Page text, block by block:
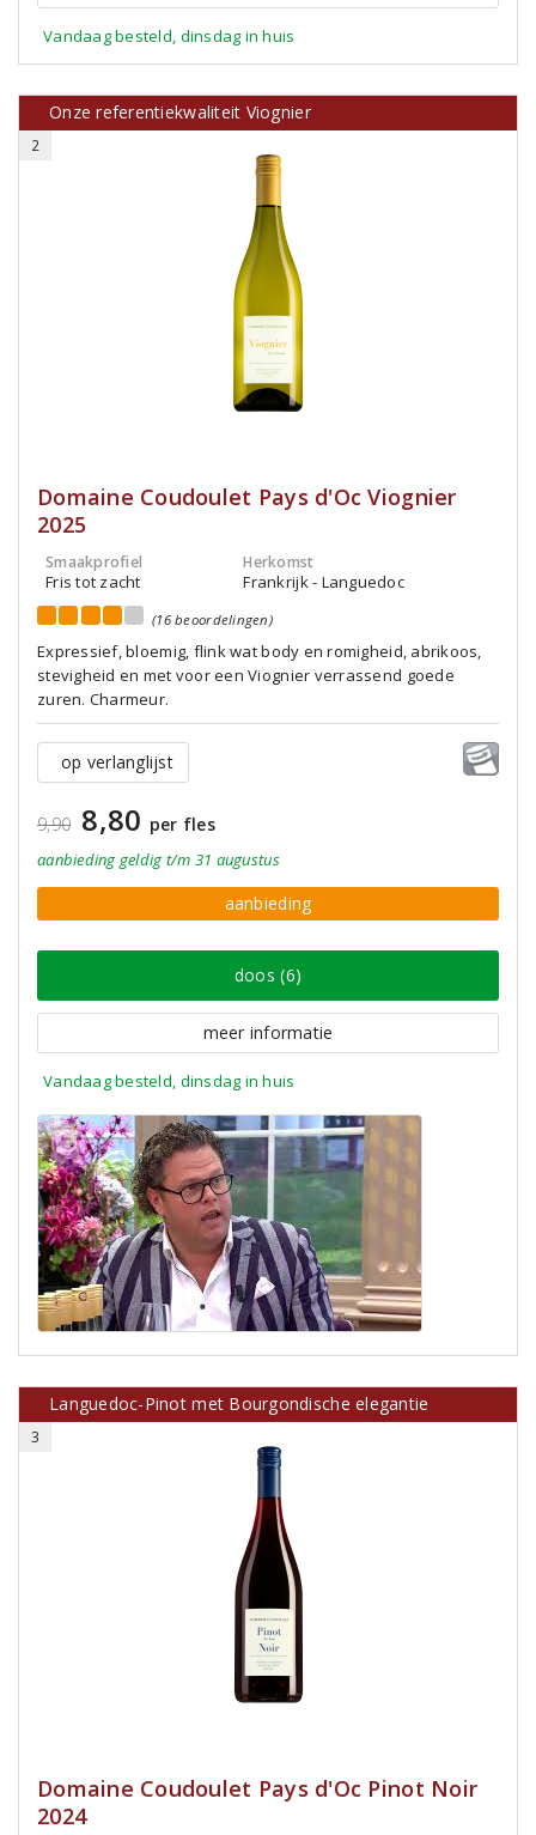
Vandaag besteld, dinsdag in huis
Onze referentiekwaliteit Viognier
2
Domaine Coudoulet Pays d'Oc Viognier
2025
Smaakprofiel
Fris tot zacht
Herkomst
Frankrijk - Languedoc
(16 beoordelingen)
Expressief, bloemig, flink wat body en romigheid, abrikoos,
stevigheid en met voor een Viognier verrassend goede
zuren. Charmeur.
op verlanglijst
9,90 8,80 per fles
aanbieding geldig t/m 31 augustus
aanbieding
doos (6)
meer informatie
Vandaag besteld, dinsdag in huis
Languedoc-Pinot met Bourgondische elegantie
3
Domaine Coudoulet Pays d'Oc Pinot Noir
2024